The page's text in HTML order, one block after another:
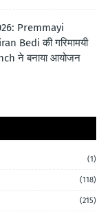
Premmayi
Bedi की गरिमामयी
ने बनाया आयोजन
(1)
(118)
(215)